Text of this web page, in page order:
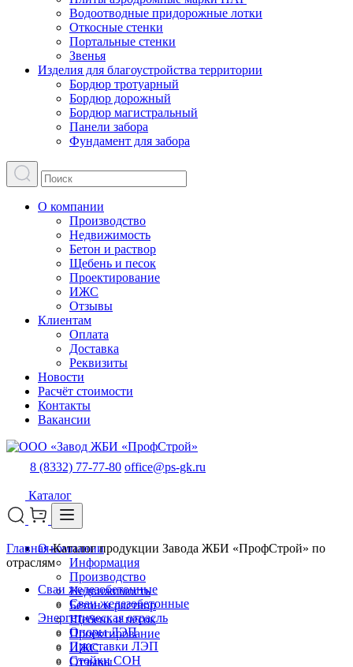
Водоотводные придорожные лотки
Откосные стенки
Портальные стенки
Звенья
Изделия для благоустройства территории
Бордюр тротуарный
Бордюр дорожный
Бордюр магистральный
Панели забора
Фундамент для забора
О компании
Производство
Недвижимость
Бетон и раствор
Щебень и песок
Проектирование
ИЖС
Отзывы
Клиентам
Оплата
Доставка
Реквизиты
Новости
Расчёт стоимости
Контакты
Вакансии
8 (8332) 77-77-80 office@ps-gk.ru
Каталог
О компании
Информация
Производство
Недвижимость
Бетон и раствор
Щебень и песок
Проектирование
ИЖС
Отзывы
Главная-Каталог продукции Завода ЖБИ «ПрофСтрой» по
отраслям
Сваи железобетонные
Сваи железобетонные
Энергетическая отрасль
Опоры ЛЭП
Приставки ЛЭП
Стойки СОН